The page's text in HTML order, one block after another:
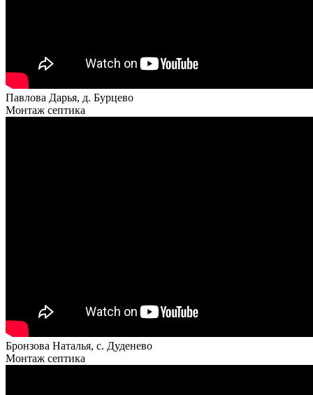
Павлова Дарья, д. Бурцево
Монтаж септика
Бронзова Наталья, с. Дуденево
Монтаж септика